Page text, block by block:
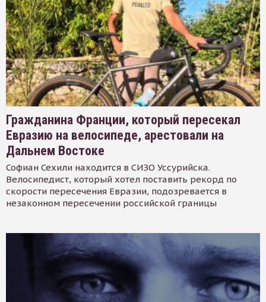
Гражданина Франции, который пересекал
Евразию на велосипеде, арестовали на
Дальнем Востоке
Софиан Сехили находится в СИЗО Уссурийска.
Велосипедист, который хотел поставить рекорд по
скорости пересечения Евразии, подозревается в
незаконном пересечении российской границы